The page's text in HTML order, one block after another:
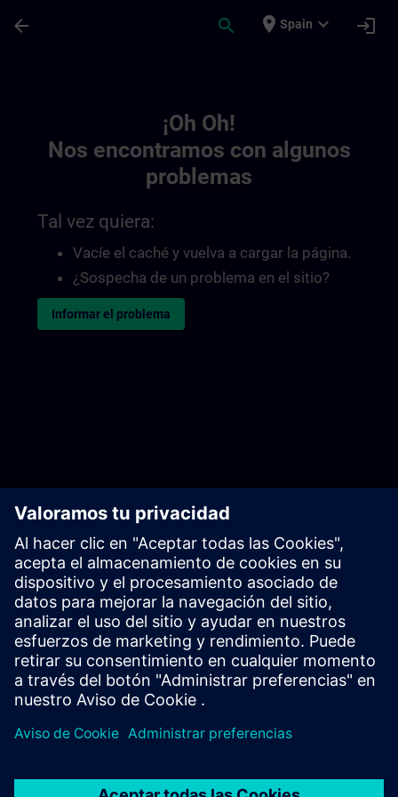
arrow_back search place Spain expand_more login
¡Oh Oh!
Nos encontramos con algunos
problemas
Tal vez quiera:
Vacíe el caché y vuelva a cargar la página.
¿Sospecha de un problema en el sitio?
Informar el problema